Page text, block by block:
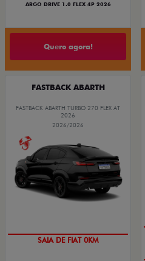
ARGO DRIVE 1.0 FLEX 4P 2026
Quero agora!
FASTBACK ABARTH
FASTBACK ABARTH TURBO 270 FLEX AT
2026
2026/2026
SAIA DE FIAT 0KM